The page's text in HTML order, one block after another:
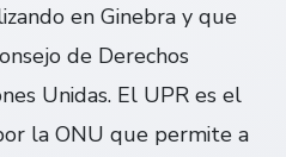
en Ginebra y que
de Derechos
Unidas. El UPR es el
la ONU que permite a